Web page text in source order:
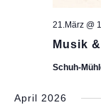
Musik
21.März @
Schuh-
April 2026